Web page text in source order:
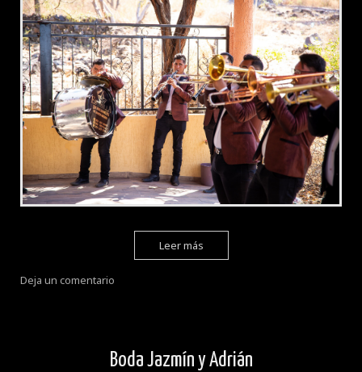
Leer más
Deja un comentario
Boda Jazmín y Adrián